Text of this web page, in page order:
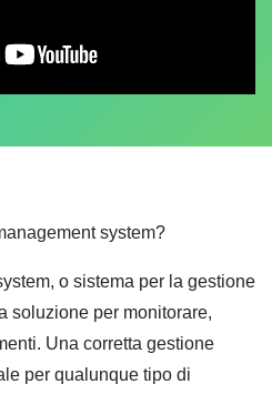
system?
o sistema per la gestione
soluzione per monitorare,
Una corretta gestione
per qualunque tipo di